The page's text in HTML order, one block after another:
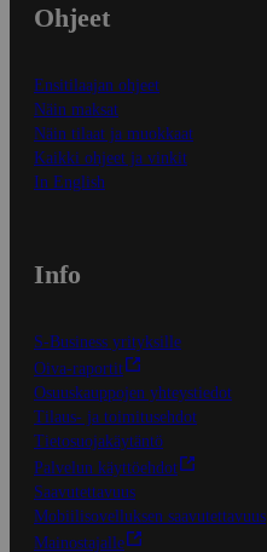
Ohjeet
Ensitilaajan ohjeet
Näin maksat
Näin tilaat ja muokkaat
Kaikki ohjeet ja vinkit
In English
Info
S-Business yrityksille
Oiva-raportit
Osuuskauppojen yhteystiedot
Tilaus- ja toimitusehdot
Tietosuojakäytäntö
Palvelun käyttöehdot
Saavutettavuus
Mobiilisovelluksen saavutettavuus
Mainostajalle